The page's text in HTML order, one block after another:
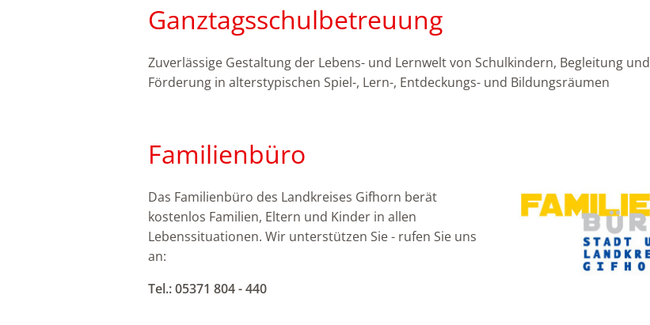
Ganztagsschulbetreuung
Zuverlässige Gestaltung der Lebens- und Lernwelt von Schulkindern, Begleitung und
Förderung in alterstypischen Spiel-, Lern-, Entdeckungs- und Bildungsräumen
Familienbüro
Das Familienbüro des Landkreises Gifhorn berät
kostenlos Familien, Eltern und Kinder in allen
Lebenssituationen. Wir unterstützen Sie - rufen Sie uns
an:
Tel.: 05371 804 - 440